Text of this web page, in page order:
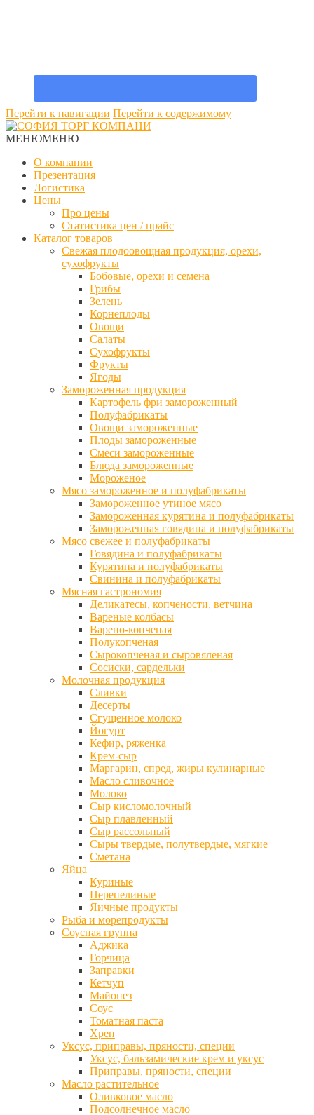
Перейти к навигации Перейти к содержимому
МЕНЮМЕНЮ
О компании
Презентация
Логистика
Цены
Про цены
Статистика цен / прайс
Каталог товаров
Свежая плодоовощная продукция, орехи,
сухофрукты
Бобовые, орехи и семена
Грибы
Зелень
Корнеплоды
Овощи
Салаты
Сухофрукты
Фрукты
Ягоды
Замороженная продукция
Картофель фри замороженный
Полуфабрикаты
Овощи замороженные
Плоды замороженные
Смеси замороженные
Блюда замороженные
Мороженое
Мясо замороженное и полуфабрикаты
Замороженное утиное мясо
Замороженная курятина и полуфабрикаты
Замороженная говядина и полуфабрикаты
Мясо свежее и полуфабрикаты
Говядина и полуфабрикаты
Курятина и полуфабрикаты
Свинина и полуфабрикаты
Мясная гастрономия
Деликатесы, копчености, ветчина
Вареные колбасы
Варено-копченая
Полукопченая
Сырокопченая и сыровяленая
Сосиски, сардельки
Молочная продукция
Сливки
Десерты
Сгущенное молоко
Йогурт
Кефир, ряженка
Крем-сыр
Маргарин, спред, жиры кулинарные
Масло сливочное
Молоко
Сыр кисломолочный
Сыр плавленный
Сыр рассольный
Сыры твердые, полутвердые, мягкие
Сметана
Яйца
Куриные
Перепелиные
Яичные продукты
Рыба и морепродукты
Соусная группа
Аджика
Горчица
Заправки
Кетчуп
Майонез
Соус
Томатная паста
Хрен
Уксус, приправы, пряности, специи
Уксус, бальзамические крем и уксус
Приправы, пряности, специи
Масло растительное
Оливковое масло
Подсолнечное масло